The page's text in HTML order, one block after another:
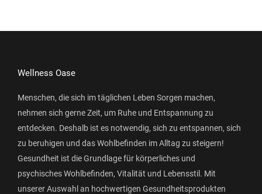
Wellness Oase
Menschen, die sich im täglichen Leben Sorgen machen,
nehmen sich gerne Zeit, um Ruhe und Entspannung zu
entdecken. Deshalb ist es notwendig, sich zu entspannen, sich
zu beruhigen und das Wohlbefinden im Alltag zu steigern!
Gesundheit ist die Grundlage für körperliches und
psychisches Wohlbefinden, Vitalität und Lebensstil. Mit
unserer Auswahl an hochwertigen Gesundheitsprodukten